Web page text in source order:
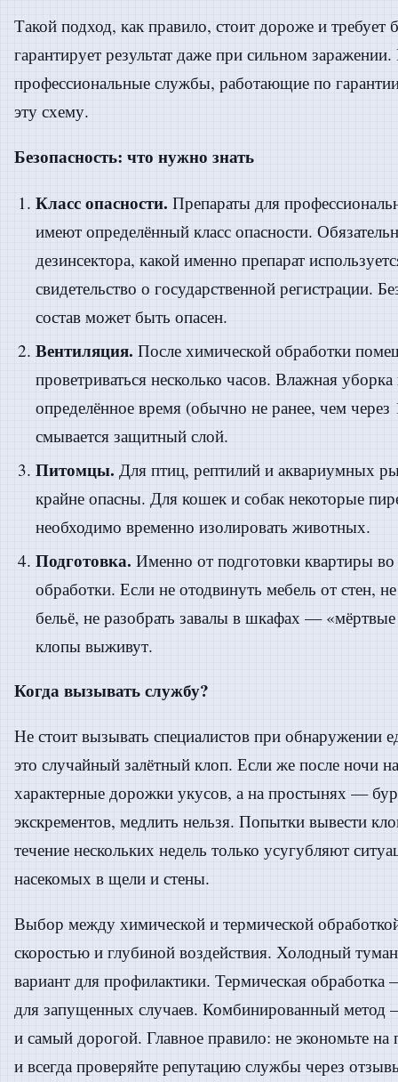
Такой подход, как правило, стоит дороже и
гарантирует результат даже при сильном
профессиональные службы, работающие по
эту схему.
Безопасность: что нужно знать
Класс опасности. Препараты для
имеют определённый класс опасности.
дезинсектора, какой именно препарат
свидетельство о государственной регистрации.
состав может быть опасен.
Вентиляция. После химической обработки
проветриваться несколько часов. Влажная
определённое время (обычно не ранее, чем
смывается защитный слой.
Питомцы. Для птиц, рептилий и аквариумных
крайне опасны. Для кошек и собак некоторые
необходимо временно изолировать животных.
Подготовка. Именно от подготовки квартиры
обработки. Если не отодвинуть мебель от стен,
бельё, не разобрать завалы в шкафах —
клопы выживут.
Когда вызывать службу?
Не стоит вызывать специалистов при обнаружении
это случайный залётный клоп. Если же после ночи
характерные дорожки укусов, а на простынях —
экскрементов, медлить нельзя. Попытки вывести
течение нескольких недель только усугубляют
насекомых в щели и стены.
Выбор между химической и термической
скоростью и глубиной воздействия. Холодный
вариант для профилактики. Термическая
для запущенных случаев. Комбинированный
и самый дорогой. Главное правило: не экономьте
и всегда проверяйте репутацию службы через